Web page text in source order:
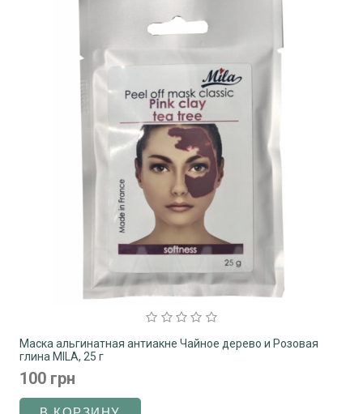
Маска альгинатная антиакне Чайное дерево и Розовая
глина MILA, 25 г
100 грн